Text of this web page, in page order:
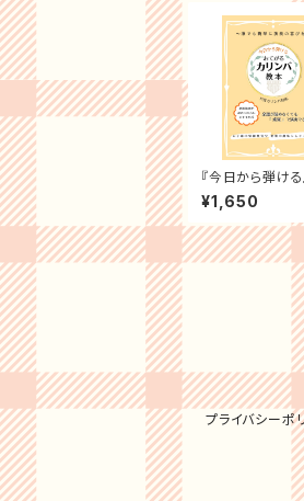
『今日から弾ける
がるカリンバ教本
¥1,650
プライバシーポ